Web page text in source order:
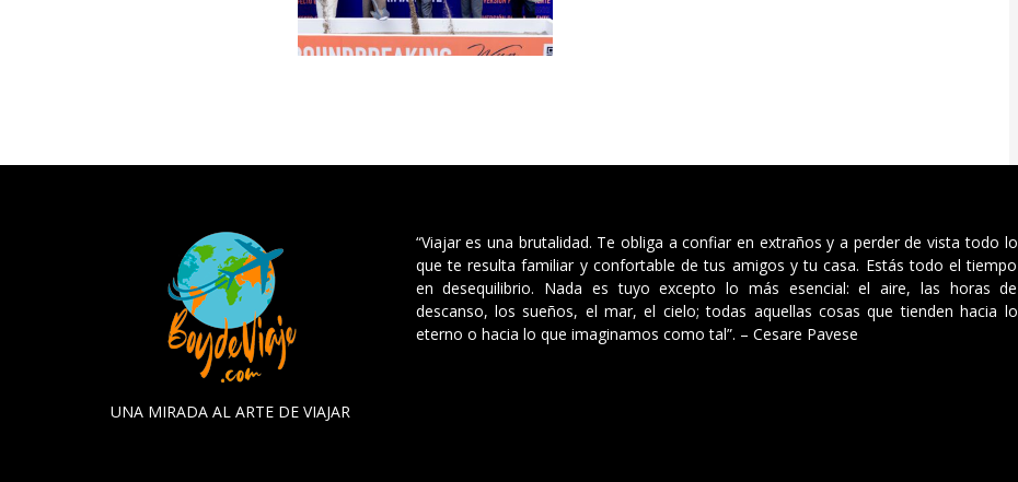
UNA MIRADA AL ARTE DE VIAJAR
“Viajar es una brutalidad. Te obliga a confiar en extraños y a perder de vista todo lo
que te resulta familiar y confortable de tus amigos y tu casa. Estás todo el tiempo
en desequilibrio. Nada es tuyo excepto lo más esencial: el aire, las horas de
descanso, los sueños, el mar, el cielo; todas aquellas cosas que tienden hacia lo
eterno o hacia lo que imaginamos como tal”. – Cesare Pavese